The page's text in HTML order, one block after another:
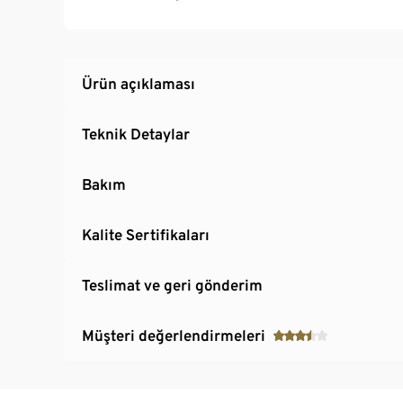
Yakl. 9 dakika sonra entegre otomatik
Ürün açıklaması
Teknik Detaylar
Bakım
Kalite Sertifikaları
Teslimat ve geri gönderim
Müşteri değerlendirmeleri